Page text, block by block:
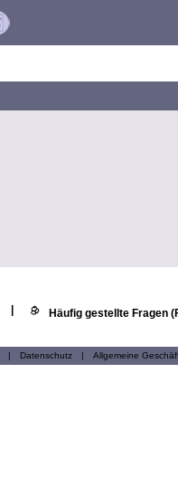
Häufig gestellte Fragen
| Datenschutz | Allgemeine